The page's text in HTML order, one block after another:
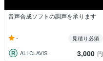
音声合成ソフトの調声を承ります
-
見積り必須
ALI CLAVIS
3,000 円